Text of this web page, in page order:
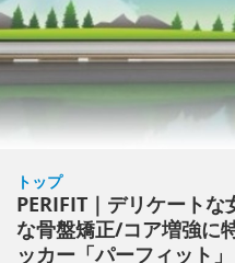
トップ
PERIFIT｜デリケート
な骨盤矯正/コア増強に
ッカー「パーフィット」